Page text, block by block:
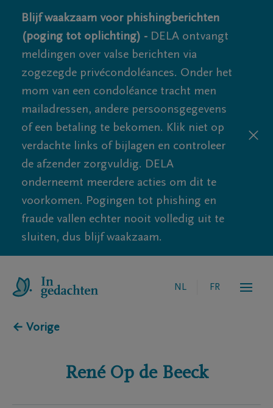
Blijf waakzaam voor phishingberichten
(poging tot oplichting) - DELA ontvangt
meldingen over valse berichten via
zogezegde privécondoléances. Onder het
mom van een condoléance tracht men
mailadressen, andere persoonsgegevens
of een betaling te bekomen. Klik niet op
verdachte links of bijlagen en controleer
de afzender zorgvuldig. DELA
onderneemt meerdere acties om dit te
voorkomen. Pogingen tot phishing en
fraude vallen echter nooit volledig uit te
sluiten, dus blijf waakzaam.
NL FR
← Vorige
René Op de Beeck